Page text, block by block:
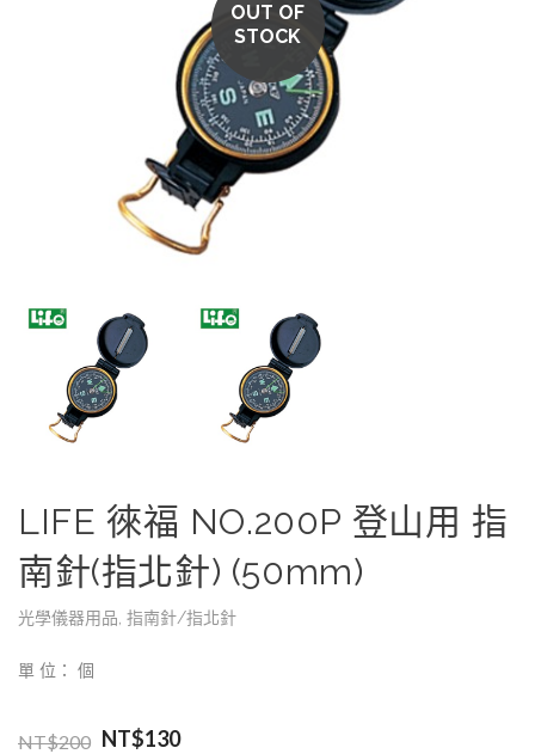
OUT OF
STOCK
LIFE 徠福 NO.200P 登山用 指
南針(指北針) (50mm)
光學儀器用品 指南針/指北針
單 位： 個
NT$200 NT$130